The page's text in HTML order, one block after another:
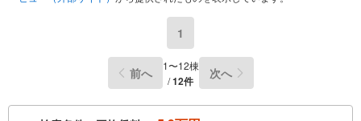
1
前へ
1〜12棟
/12件 次へ